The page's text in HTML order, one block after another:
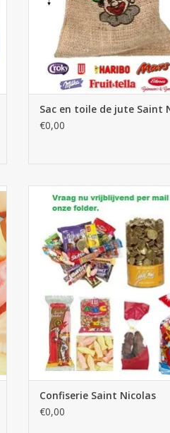
Sac en toile de jute Saint
€0,00
Confiserie Saint Nicolas
AJOUTER AU PANIER
Confiserie Saint Nicolas
€0,00